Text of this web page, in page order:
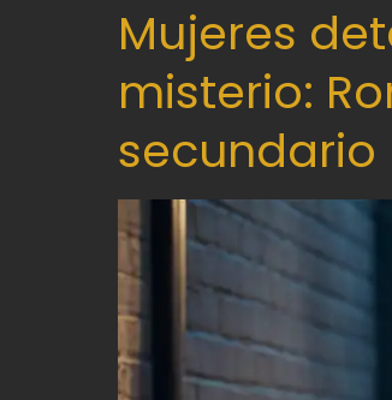
Mujeres
misterio:
secundario